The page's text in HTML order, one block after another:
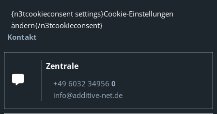
{n3tcookieconsent settings}Cookie-Einstellungen
ändern{/n3tcookieconsent}
Kontakt
Zentrale
+49 6032 34956 0
info@additive-net.de